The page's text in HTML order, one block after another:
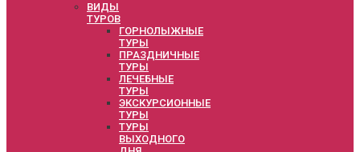
ВИДЫ
ТУРОВ
ГОРНОЛЫЖНЫЕ
ТУРЫ
ПРАЗДНИЧНЫЕ
ТУРЫ
ЛЕЧЕБНЫЕ
ТУРЫ
ЭКСКУРСИОННЫЕ
ТУРЫ
ТУРЫ
ВЫХОДНОГО